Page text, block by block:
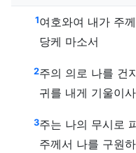
시편 71장 (
1여호와여 내가 주
당케 마소서
2주의 의로 나를 건
귀를 내게 기울이
3주는 나의 무시로
주께서 나를 구원